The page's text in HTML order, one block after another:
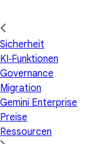
Sicherheit
KI‑Funktionen
Governance
Migration
Gemini Enterprise
Preise
Ressourcen